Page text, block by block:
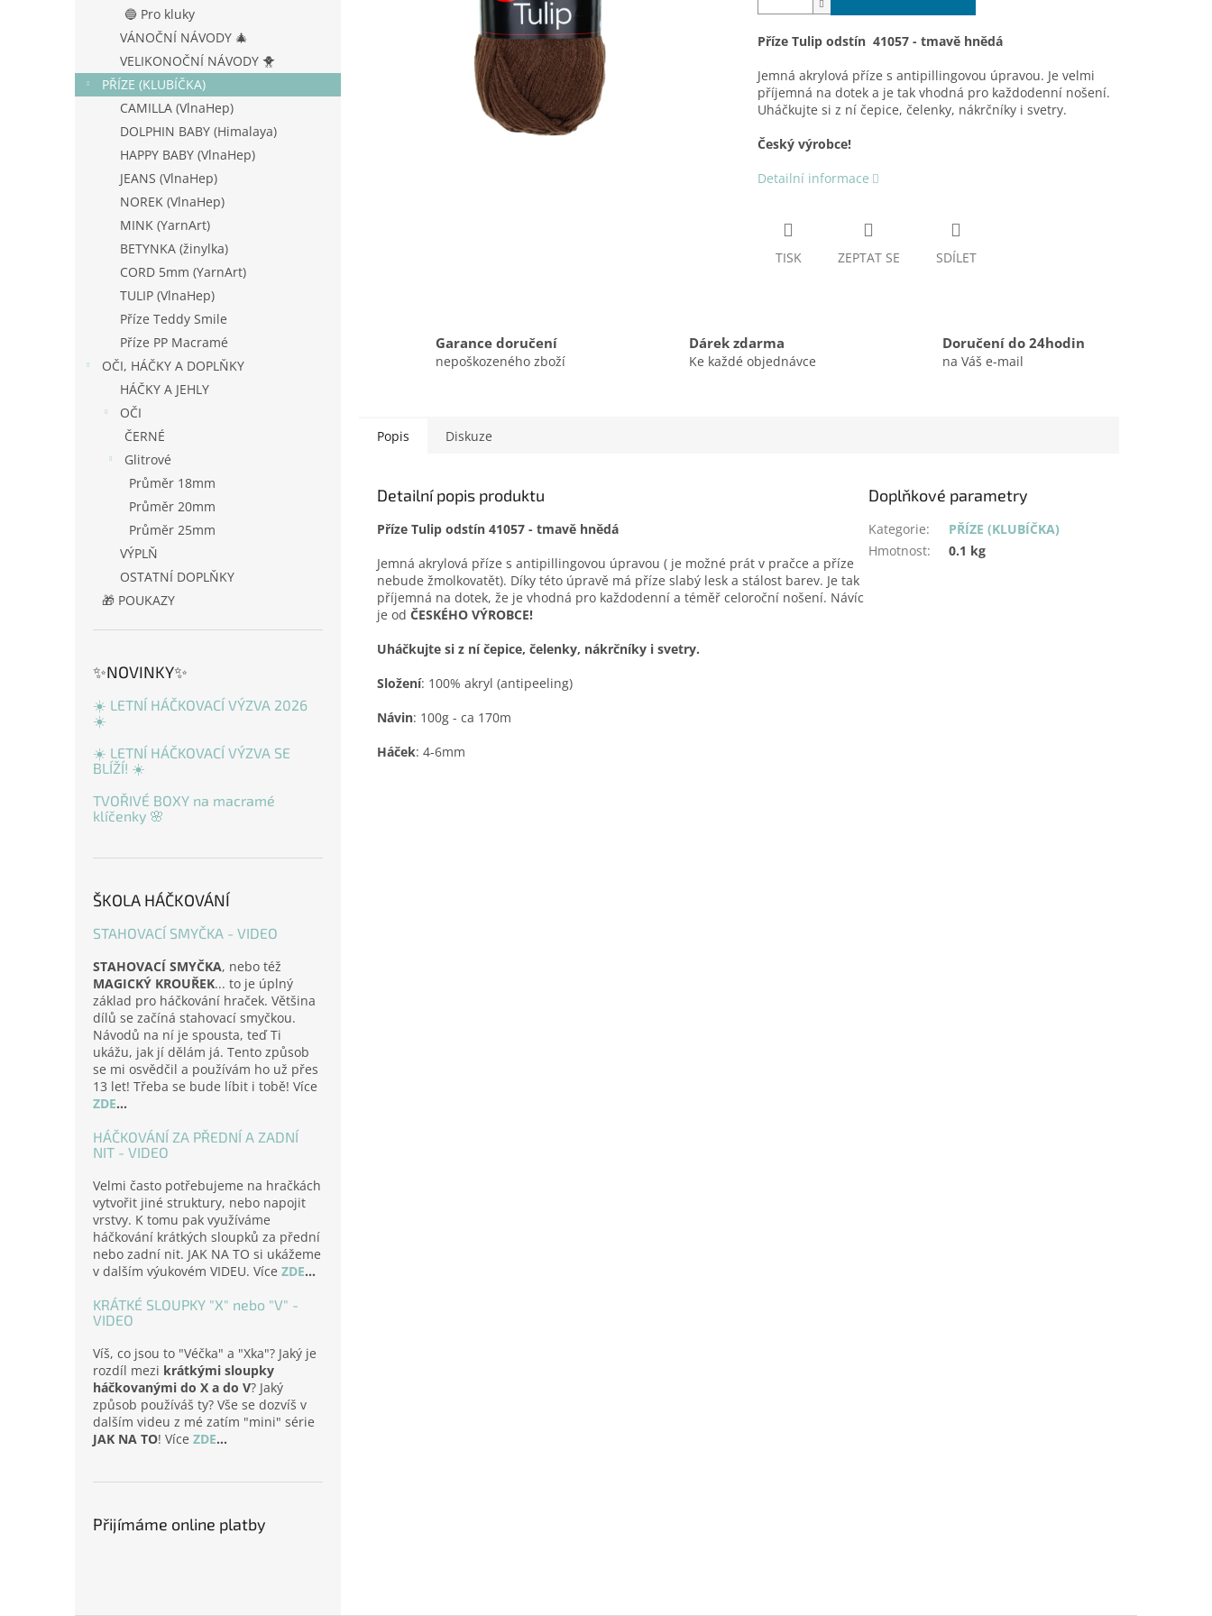
🔵 Pro kluky
VÁNOČNÍ NÁVODY 🎄
VELIKONOČNÍ NÁVODY 🐥
PŘÍZE (KLUBÍČKA)
CAMILLA (VlnaHep)
DOLPHIN BABY (Himalaya)
HAPPY BABY (VlnaHep)
JEANS (VlnaHep)
NOREK (VlnaHep)
MINK (YarnArt)
BETYNKA (žinylka)
CORD 5mm (YarnArt)
TULIP (VlnaHep)
Příze Teddy Smile
Příze PP Macramé
OČI, HÁČKY A DOPLŇKY
HÁČKY A JEHLY
OČI
ČERNÉ
Glitrové
Průměr 18mm
Průměr 20mm
Průměr 25mm
VÝPLŇ
OSTATNÍ DOPLŇKY
🎁 POUKAZY
✨NOVINKY✨
☀️ LETNÍ HÁČKOVACÍ VÝZVA 2026
☀️
☀️ LETNÍ HÁČKOVACÍ VÝZVA SE
BLÍŽÍ! ☀️
TVOŘIVÉ BOXY na macramé
klíčenky 🌸
ŠKOLA HÁČKOVÁNÍ
STAHOVACÍ SMYČKA - VIDEO
STAHOVACÍ SMYČKA, nebo též
MAGICKÝ KROUŘEK... to je úplný
základ pro háčkování hraček. Většina
dílů se začíná stahovací smyčkou.
Návodů na ní je spousta, teď Ti
ukážu, jak jí dělám já. Tento způsob
se mi osvědčil a používám ho už přes
13 let! Třeba se bude líbit i tobě! Více
ZDE...
HÁČKOVÁNÍ ZA PŘEDNÍ A ZADNÍ
NIT - VIDEO
Velmi často potřebujeme na hračkách
vytvořit jiné struktury, nebo napojit
vrstvy. K tomu pak využíváme
háčkování krátkých sloupků za přední
nebo zadní nit. JAK NA TO si ukážeme
v dalším výukovém VIDEU. Více ZDE...
KRÁTKÉ SLOUPKY "X" nebo "V" -
VIDEO
Víš, co jsou to "Véčka" a "Xka"? Jaký je
rozdíl mezi krátkými sloupky
háčkovanými do X a do V? Jaký
způsob používáš ty? Vše se dozvíš v
dalším videu z mé zatím "mini" série
JAK NA TO! Více ZDE...
Přijímáme online platby
Příze Tulip odstín 41057 - tmavě hnědá
Jemná akrylová příze s antipillingovou úpravou. Je velmi
příjemná na dotek a je tak vhodná pro každodenní nošení.
Uháčkujte si z ní čepice, čelenky, nákrčníky i svetry.
Český výrobce!
Detailní informace
TISK ZEPTAT SE SDÍLET
Garance doručení
nepoškozeného zboží
Dárek zdarma
Ke každé objednávce
Doručení do 24hodin
na Váš e-mail
Popis Diskuze
Detailní popis produktu
Příze Tulip odstín 41057 - tmavě hnědá
Jemná akrylová příze s antipillingovou úpravou ( je možné prát v pračce a příze
nebude žmolkovatět). Díky této úpravě má příze slabý lesk a stálost barev. Je tak
příjemná na dotek, že je vhodná pro každodenní a téměř celoroční nošení. Návíc
je od ČESKÉHO VÝROBCE!
Uháčkujte si z ní čepice, čelenky, nákrčníky i svetry.
Složení: 100% akryl (antipeeling)
Návin: 100g - ca 170m
Háček: 4-6mm
Doplňkové parametry
Kategorie:
PŘÍZE (KLUBÍČKA)
Hmotnost: 0.1 kg